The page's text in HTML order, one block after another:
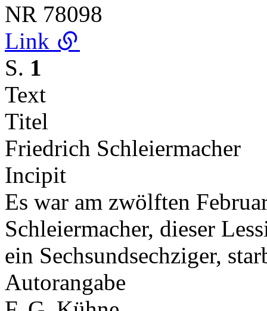
NR 78098
Link
S. 1
Text
Titel
Friedrich Schleiermacher
Incipit
Es war am zwölften
Schleiermacher, dieser
ein Sechsundsechziger,
Autorangabe